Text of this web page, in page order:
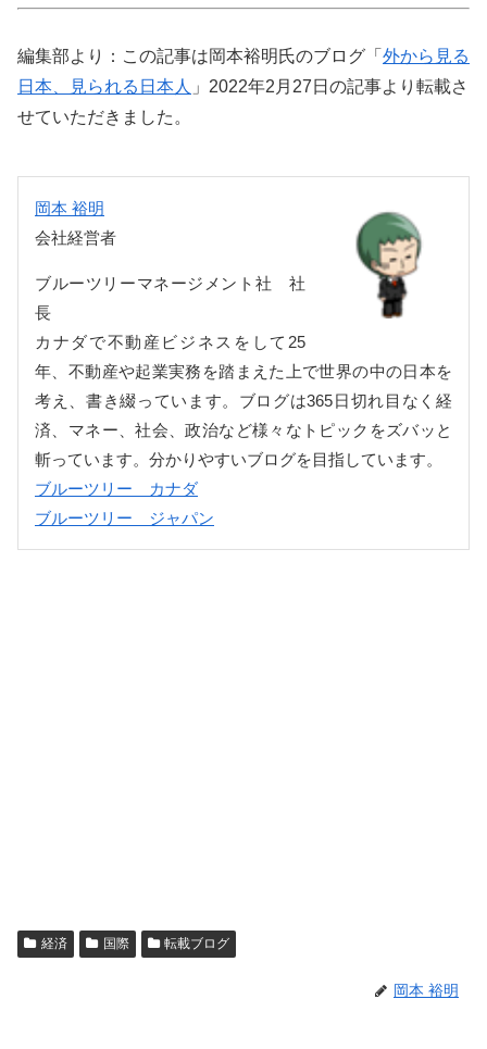
編集部より：この記事は岡本裕明氏のブログ「 外から見る
日本、見られる日本人 」2022年2月27日の記事より転載さ
せていただきました。
岡本 裕明
会社経営者
ブルーツリーマネージメント社 社
長
カナダで不動産ビジネスをして25
年、不動産や起業実務を踏まえた上で世界の中の日本を
考え、書き綴っています。ブログは365日切れ目なく経
済、マネー、社会、政治など様々なトピックをズバッと
斬っています。分かりやすいブログを目指しています。
ブルーツリー カナダ
ブルーツリー ジャパン
経済 国際 転載ブログ
岡本 裕明